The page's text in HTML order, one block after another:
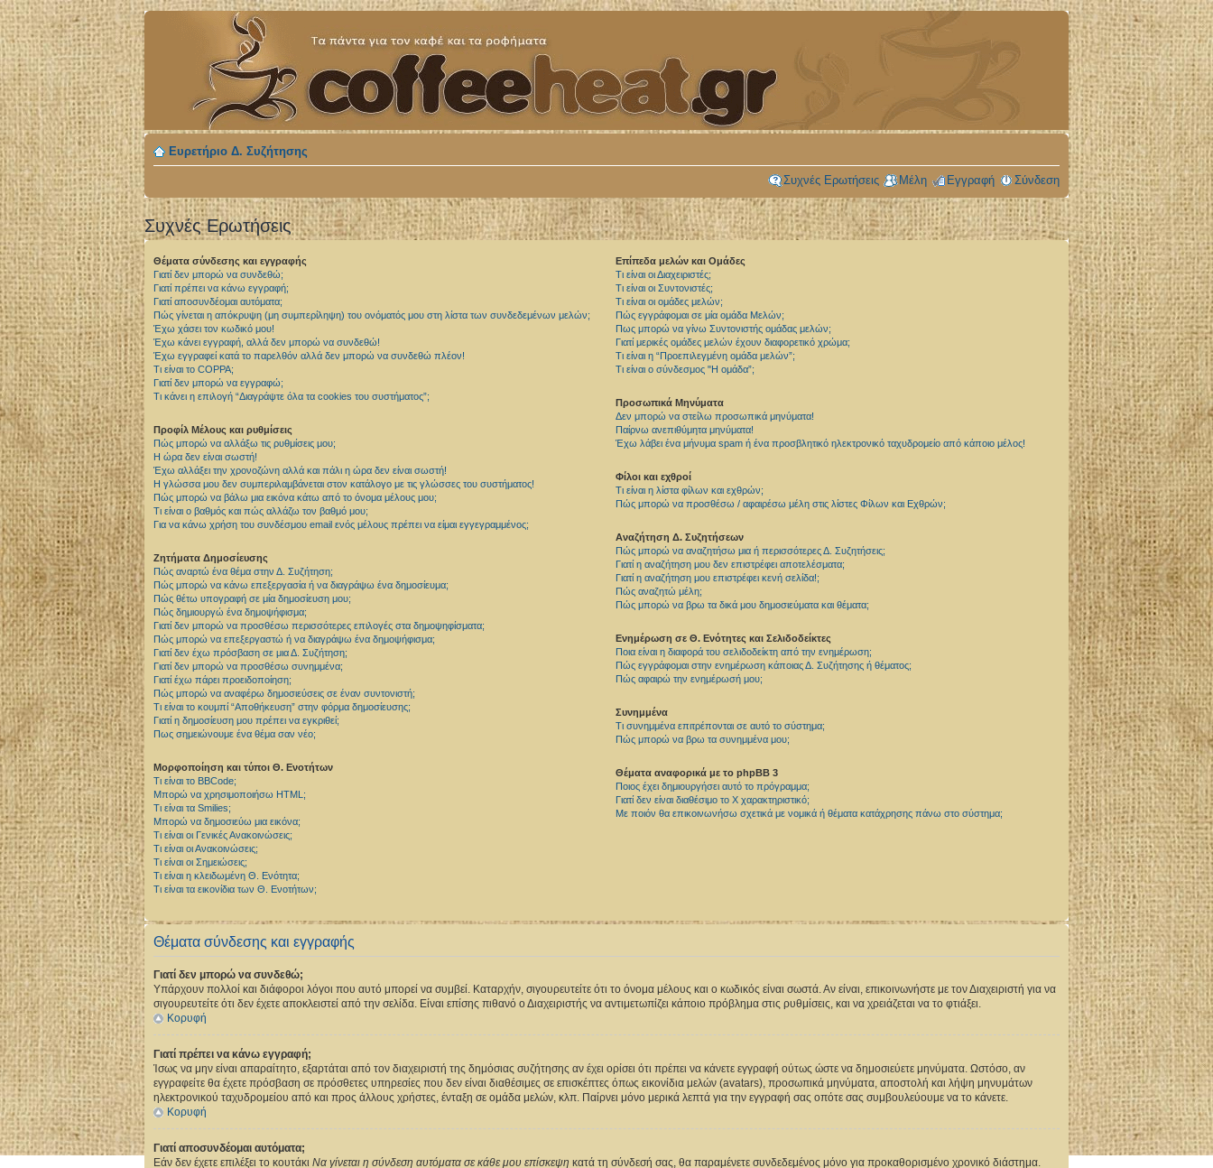
Ευρετήριο Δ. Συζήτησης
Συχνές Ερωτήσεις Μέλη Εγγραφή Σύνδεση
Συχνές Ερωτήσεις
Θέματα σύνδεσης και εγγραφής
Γιατί δεν μπορώ να συνδεθώ;
Γιατί πρέπει να κάνω εγγραφή;
Γιατί αποσυνδέομαι αυτόματα;
Πώς γίνεται η απόκρυψη (μη συμπερίληψη) του ονόματός μου στη λίστα των συνδεδεμένων μελών;
Έχω χάσει τον κωδικό μου!
Έχω κάνει εγγραφή, αλλά δεν μπορώ να συνδεθώ!
Έχω εγγραφεί κατά το παρελθόν αλλά δεν μπορώ να συνδεθώ πλέον!
Τι είναι το COPPA;
Γιατί δεν μπορώ να εγγραφώ;
Τι κάνει η επιλογή “Διαγράψτε όλα τα cookies του συστήματος”;
Προφίλ Μέλους και ρυθμίσεις
Πώς μπορώ να αλλάξω τις ρυθμίσεις μου;
Η ώρα δεν είναι σωστή!
Έχω αλλάξει την χρονοζώνη αλλά και πάλι η ώρα δεν είναι σωστή!
Η γλώσσα μου δεν συμπεριλαμβάνεται στον κατάλογο με τις γλώσσες του συστήματος!
Πώς μπορώ να βάλω μια εικόνα κάτω από το όνομα μέλους μου;
Τι είναι ο βαθμός και πώς αλλάζω τον βαθμό μου;
Για να κάνω χρήση του συνδέσμου email ενός μέλους πρέπει να είμαι εγγεγραμμένος;
Ζητήματα Δημοσίευσης
Πώς αναρτώ ένα θέμα στην Δ. Συζήτηση;
Πώς μπορώ να κάνω επεξεργασία ή να διαγράψω ένα δημοσίευμα;
Πώς θέτω υπογραφή σε μία δημοσίευση μου;
Πώς δημιουργώ ένα δημοψήφισμα;
Γιατί δεν μπορώ να προσθέσω περισσότερες επιλογές στα δημοψηφίσματα;
Πώς μπορώ να επεξεργαστώ ή να διαγράψω ένα δημοψήφισμα;
Γιατί δεν έχω πρόσβαση σε μια Δ. Συζήτηση;
Γιατί δεν μπορώ να προσθέσω συνημμένα;
Γιατί έχω πάρει προειδοποίηση;
Πώς μπορώ να αναφέρω δημοσιεύσεις σε έναν συντονιστή;
Τι είναι το κουμπί “Αποθήκευση” στην φόρμα δημοσίευσης;
Γιατί η δημοσίευση μου πρέπει να εγκριθεί;
Πως σημειώνουμε ένα θέμα σαν νέο;
Μορφοποίηση και τύποι Θ. Ενοτήτων
Τι είναι το BBCode;
Μπορώ να χρησιμοποιήσω HTML;
Τι είναι τα Smilies;
Μπορώ να δημοσιεύω μια εικόνα;
Τι είναι οι Γενικές Ανακοινώσεις;
Τι είναι οι Ανακοινώσεις;
Τι είναι οι Σημειώσεις;
Τι είναι η κλειδωμένη Θ. Ενότητα;
Τι είναι τα εικονίδια των Θ. Ενοτήτων;
Επίπεδα μελών και Ομάδες
Τι είναι οι Διαχειριστές;
Τι είναι οι Συντονιστές;
Τι είναι οι ομάδες μελών;
Πώς εγγράφομαι σε μία ομάδα Μελών;
Πως μπορώ να γίνω Συντονιστής ομάδας μελών;
Γιατί μερικές ομάδες μελών έχουν διαφορετικό χρώμα;
Τι είναι η “Προεπιλεγμένη ομάδα μελών”;
Τι είναι ο σύνδεσμος "Η ομάδα”;
Προσωπικά Μηνύματα
Δεν μπορώ να στείλω προσωπικά μηνύματα!
Παίρνω ανεπιθύμητα μηνύματα!
Έχω λάβει ένα μήνυμα spam ή ένα προσβλητικό ηλεκτρονικό ταχυδρομείο από κάποιο μέλος!
Φίλοι και εχθροί
Τι είναι η λίστα φίλων και εχθρών;
Πώς μπορώ να προσθέσω / αφαιρέσω μέλη στις λίστες Φίλων και Εχθρών;
Αναζήτηση Δ. Συζητήσεων
Πώς μπορώ να αναζητήσω μια ή περισσότερες Δ. Συζητήσεις;
Γιατί η αναζήτηση μου δεν επιστρέφει αποτελέσματα;
Γιατί η αναζήτηση μου επιστρέφει κενή σελίδα!;
Πώς αναζητώ μέλη;
Πώς μπορώ να βρω τα δικά μου δημοσιεύματα και θέματα;
Ενημέρωση σε Θ. Ενότητες και Σελιδοδείκτες
Ποια είναι η διαφορά του σελιδοδείκτη από την ενημέρωση;
Πώς εγγράφομαι στην ενημέρωση κάποιας Δ. Συζήτησης ή θέματος;
Πώς αφαιρώ την ενημέρωσή μου;
Συνημμένα
Τι συνημμένα επιτρέπονται σε αυτό το σύστημα;
Πώς μπορώ να βρω τα συνημμένα μου;
Θέματα αναφορικά με το phpBB 3
Ποιος έχει δημιουργήσει αυτό το πρόγραμμα;
Γιατί δεν είναι διαθέσιμο το Χ χαρακτηριστικό;
Με ποιόν θα επικοινωνήσω σχετικά με νομικά ή θέματα κατάχρησης πάνω στο σύστημα;
Θέματα σύνδεσης και εγγραφής
Γιατί δεν μπορώ να συνδεθώ;
Υπάρχουν πολλοί και διάφοροι λόγοι που αυτό μπορεί να συμβεί. Καταρχήν, σιγουρευτείτε ότι το όνομα μέλους και ο κωδικός είναι σωστά. Αν είναι, επικοινωνήστε με τον Διαχειριστή για να
σιγουρευτείτε ότι δεν έχετε αποκλειστεί από την σελίδα. Είναι επίσης πιθανό ο Διαχειριστής να αντιμετωπίζει κάποιο πρόβλημα στις ρυθμίσεις, και να χρειάζεται να το φτιάξει.
Κορυφή
Γιατί πρέπει να κάνω εγγραφή;
Ίσως να μην είναι απαραίτητο, εξαρτάται από τον διαχειριστή της δημόσιας συζήτησης αν έχει ορίσει ότι πρέπει να κάνετε εγγραφή ούτως ώστε να δημοσιεύετε μηνύματα. Ωστόσο, αν
εγγραφείτε θα έχετε πρόσβαση σε πρόσθετες υπηρεσίες που δεν είναι διαθέσιμες σε επισκέπτες όπως εικονίδια μελών (avatars), προσωπικά μηνύματα, αποστολή και λήψη μηνυμάτων
ηλεκτρονικού ταχυδρομείου από και προς άλλους χρήστες, ένταξη σε ομάδα μελών, κλπ. Παίρνει μόνο μερικά λεπτά για την εγγραφή σας οπότε σας συμβουλεύουμε να το κάνετε.
Κορυφή
Γιατί αποσυνδέομαι αυτόματα;
Εάν δεν έχετε επιλέξει το κουτάκι Να γίνεται η σύνδεση αυτόματα σε κάθε μου επίσκεψη κατά τη σύνδεσή σας, θα παραμένετε συνδεδεμένος μόνο για προκαθορισμένο χρονικό διάστημα.